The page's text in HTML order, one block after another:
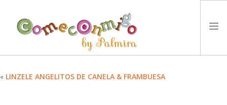
« LINZELE ANGELITOS DE CANELA & FRAMBUESA